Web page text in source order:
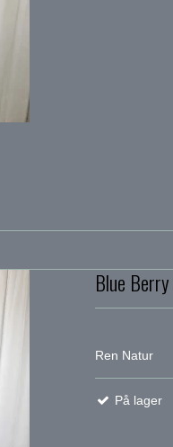
Blue
Ren Natur
På lager